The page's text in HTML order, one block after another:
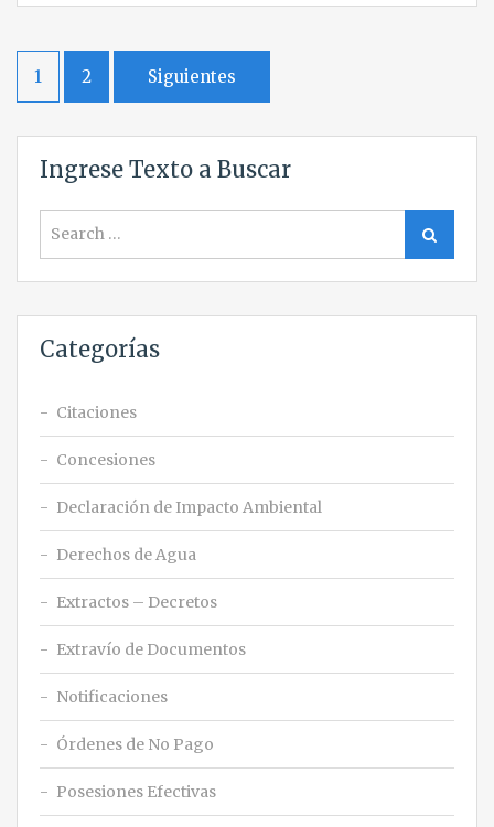
Paginación
de
entradas
1 2 Siguientes
Ingrese Texto a Buscar
for:
Search
Categorías
Citaciones
Concesiones
Declaración de Impacto Ambiental
Derechos de Agua
Extractos – Decretos
Extravío de Documentos
Notificaciones
Órdenes de No Pago
Posesiones Efectivas